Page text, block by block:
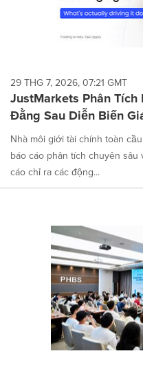
29 THG 7, 2026, 07:21 GMT
JustMarkets Phân
Đằng Sau Diễn Biến
Nhà môi giới tài chính toàn
báo cáo phân tích chuyên sâu
cáo chỉ ra các động...